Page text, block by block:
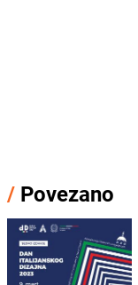
/ Povezano